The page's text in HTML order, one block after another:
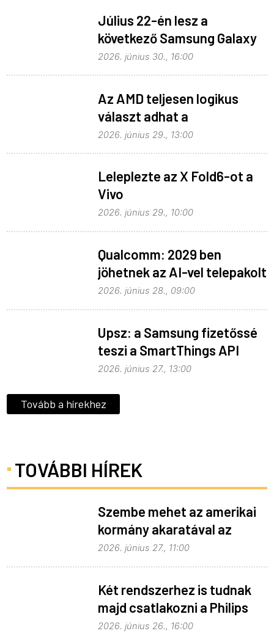
Július 22-én lesz a
következő Samsung Galaxy
Unpacked – ez várható
2026. június 30., 16:00
Az AMD teljesen logikus
választ adhat a
memóriaválságra
2026. június 29., 13:00
Leleplezte az X Fold6-ot a
Vivo
2026. június 29., 10:00
Qualcomm: 2029 ben
jöhetnek az AI-vel telepakolt
6G-s telefonok
2026. június 28., 09:00
Upsz: a Samsung fizetőssé
teszi a SmartThings API
hozzáférést
2026. június 27., 13:00
Tovább a hírekhez
TOVÁBBI HÍREK
Szembe mehet az amerikai
kormány akaratával az
Apple
2026. június 27., 11:00
Két rendszerhez is tudnak
majd csatlakozni a Philips
Hue égők
2026. június 26., 16:00